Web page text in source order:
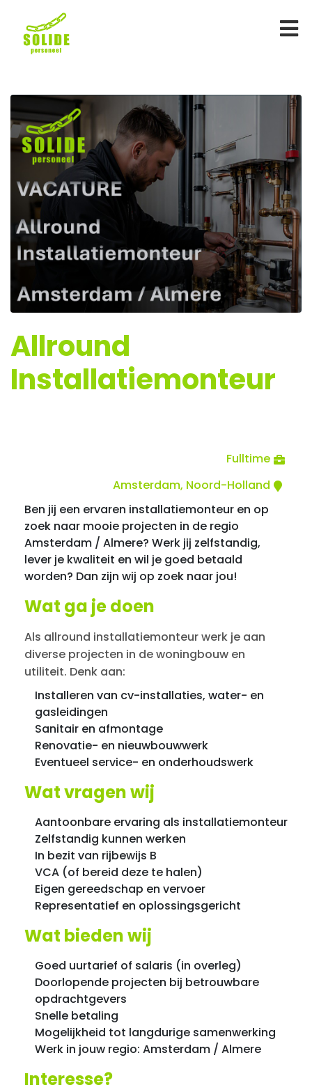
Allround
Installatiemonteur
Fulltime
Amsterdam, Noord-Holland
Ben jij een ervaren installatiemonteur en op
zoek naar mooie projecten in de regio
Amsterdam / Almere? Werk jij zelfstandig,
lever je kwaliteit en wil je goed betaald
worden? Dan zijn wij op zoek naar jou!
Wat ga je doen
Als allround installatiemonteur werk je aan
diverse projecten in de woningbouw en
utiliteit. Denk aan:
Installeren van cv-installaties, water- en
gasleidingen
Sanitair en afmontage
Renovatie- en nieuwbouwwerk
Eventueel service- en onderhoudswerk
Wat vragen wij
Aantoonbare ervaring als installatiemonteur
Zelfstandig kunnen werken
In bezit van rijbewijs B
VCA (of bereid deze te halen)
Eigen gereedschap en vervoer
Representatief en oplossingsgericht
Wat bieden wij
Goed uurtarief of salaris (in overleg)
Doorlopende projecten bij betrouwbare
opdrachtgevers
Snelle betaling
Mogelijkheid tot langdurige samenwerking
Werk in jouw regio: Amsterdam / Almere
Interesse?